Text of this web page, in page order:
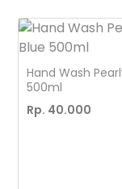
Hand Wash
500ml
Rp. 40.000